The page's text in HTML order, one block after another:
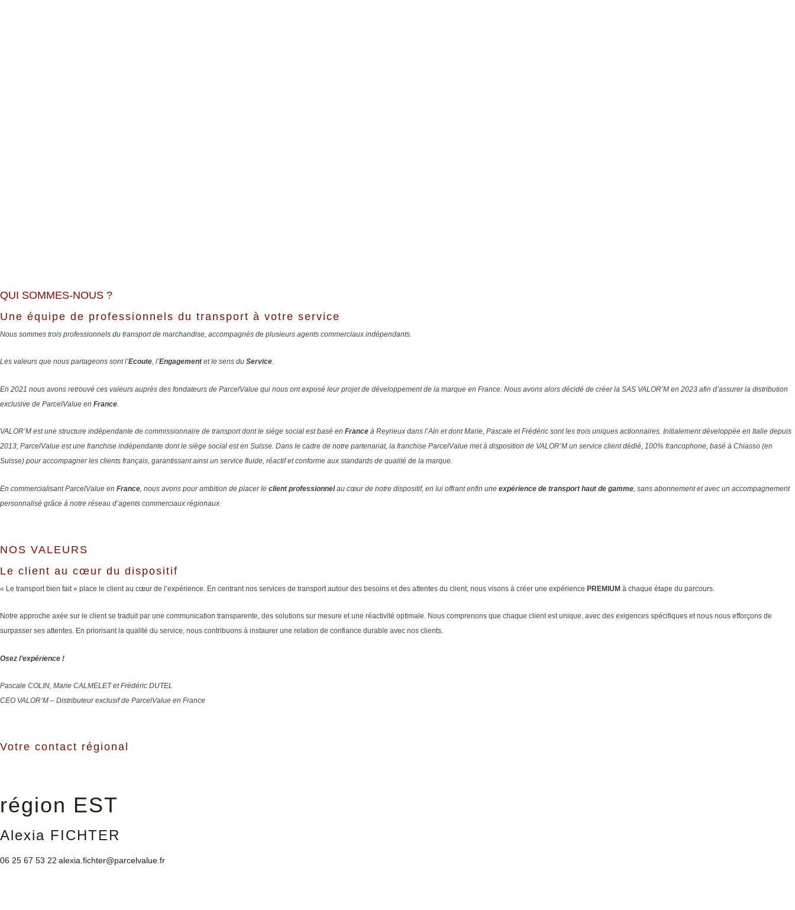
QUI SOMMES-NOUS ?
Une équipe de professionnels du transport à votre service
Nous sommes trois professionnels du transport de marchandise, accompagnés de plusieurs agents commerciaux indépendants.
Les valeurs que nous partageons sont l’Ecoute, l’Engagementet le sens du Service.
En 2021 nous avons retrouvé ces valeurs auprès des fondateurs de ParcelValue qui nous ont exposé leur projet de développement de la marque en France. Nous avons alors décidé de créer la SAS VALOR’M en 2023 afin d’assurer la distribution
exclusive de ParcelValue en France.
VALOR’M est une structure indépendante de commissionnaire de transport dont le siège social est basé en France à Reyrieux dans l’Ain et dont Marie, Pascale et Frédéric sont les trois uniques actionnaires. Initialement développée en Italie depuis
2013, ParcelValue est une franchise indépendante dont le siège social est en Suisse. Dans le cadre de notre partenariat, la franchise ParcelValue met à disposition de VALOR’M un service client dédié, 100% francophone, basé à Chiasso (en
Suisse) pour accompagner les clients français, garantissant ainsi un service fluide, réactif et conforme aux standards de qualité de la marque.
En commercialisant ParcelValue en France, nous avons pour ambition de placer le client professionnelau cœur de notre dispositif, en lui offrant enfin une expérience de transport haut de gamme, sans abonnement et avec un accompagnement
personnalisé grâce à notre réseau d’agents commerciaux régionaux.
NOS VALEURS
Le client au cœur du dispositif
« Le transport bien fait » place le client au cœur de l’expérience. En centrant nos services de transport autour des besoins et des attentes du client, nous visons à créer une expérience PREMIUM à chaque étape du parcours.
Notre approche axée sur le client se traduit par une communication transparente, des solutions sur mesure et une réactivité optimale. Nous comprenons que chaque client est unique, avec des exigences spécifiques et nous nous efforçons de
surpasser ses attentes. En priorisant la qualité du service, nous contribuons à instaurer une relation de confiance durable avec nos clients.
Osez l’expérience !
Pascale COLIN, Marie CALMELET et Frédéric DUTEL
CEO VALOR’M – Distributeur exclusif de ParcelValue en France
Votre contact régional
région EST
Alexia FICHTER
06 25 67 53 22 alexia.fichter@parcelvalue.fr